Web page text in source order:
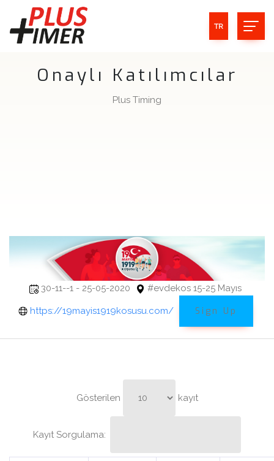
TR
Onaylı Katılımcılar
Plus Timing
30-11--1 - 25-05-2020 #evdekos 15-25 Mayıs
https://19mayis1919kosusu.com/ Sign Up
Gösterilen kayıt
Kayıt Sorgulama: